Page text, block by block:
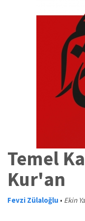
Temel
Kur'an
Fevzi Zülaloğlu • Ekin